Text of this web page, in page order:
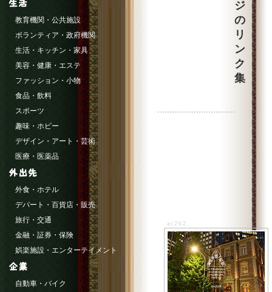
ジ
の
リ
ン
ク
集
ac262
教育機関・公共施設
ボランティア・政府機関
生活・キッチン・家具
美容・健康・エステ
ファッション・小物
食品・飲料
スポーツ
趣味・ホビー
デザイン・アート・芸術
医療・医薬品
外食・ホテル
デパート・百貨店・販売
旅行・交通
金融・証券・保険
娯楽施設・エンターテイメント
自動車・バイク